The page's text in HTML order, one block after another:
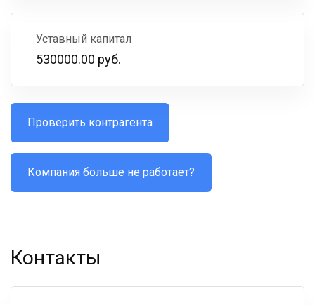
Уставный капитал
530000.00 руб.
Проверить контрагента
Компания больше не работает?
Контакты